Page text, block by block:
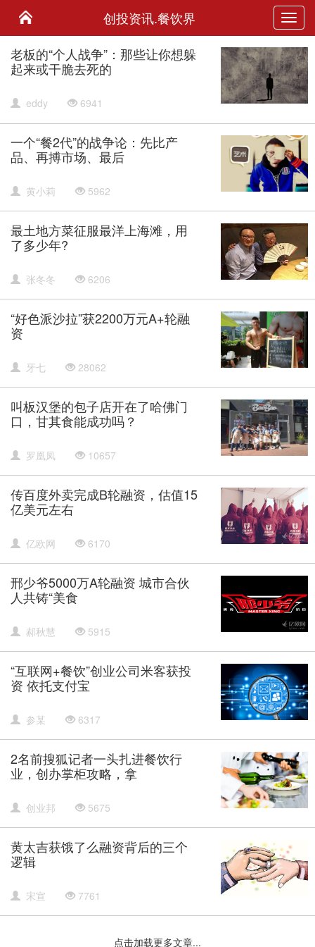
创投资讯.餐饮界
老板的“个人战争”：那些让你想躲
起来或干脆去死的
eddy 6941
一个“餐2代”的战争论：先比产
品、再搏市场、最后
黄小莉 5962
最土地方菜征服最洋上海滩，用
了多少年?
张冬冬 6206
“好色派沙拉”获2200万元A+轮融
资
牙七 28062
叫板汉堡的包子店开在了哈佛门
口，甘其食能成功吗？
罗凰凤 10657
传百度外卖完成B轮融资，估值15
亿美元左右
亿欧网 6170
邢少爷5000万A轮融资 城市合伙
人共铸“美食
郝秋慧 5915
“互联网+餐饮”创业公司米客获投
资 依托支付宝
参某 6317
2名前搜狐记者一头扎进餐饮行
业，创办掌柜攻略，拿
创业邦 5675
黄太吉获饿了么融资背后的三个
逻辑
宋宣 7761
点击加载更多文章...